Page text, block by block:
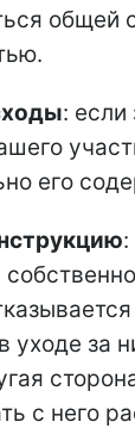
общей
: если
его
уходе за
с него